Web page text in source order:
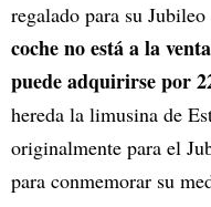
regalado para su
coche no está a la
puede adquirirse por
hereda la limusina de
originalmente para el
para conmemorar su